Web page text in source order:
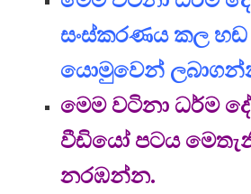
සංස්කරණය කල හඬ
යොමුවෙන්
මෙම වටිනා ධර්ම
වීඩියෝ පටය
නරඹන්න.